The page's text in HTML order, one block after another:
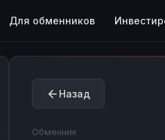
Для обменников
Назад
Обменник